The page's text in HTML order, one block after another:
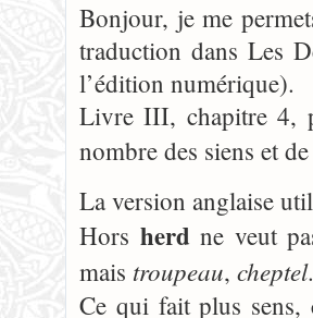
Bonjour, je me
traduction dans Les
l’édition numérique).
Livre III, chapitre 4,
nombre des siens et
La version anglaise
Hors herd ne veut
mais troupeau, cheptel.
Ce qui fait plus sens,